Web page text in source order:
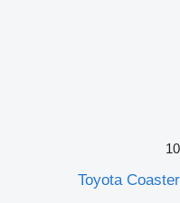
10
Toyota Coaster